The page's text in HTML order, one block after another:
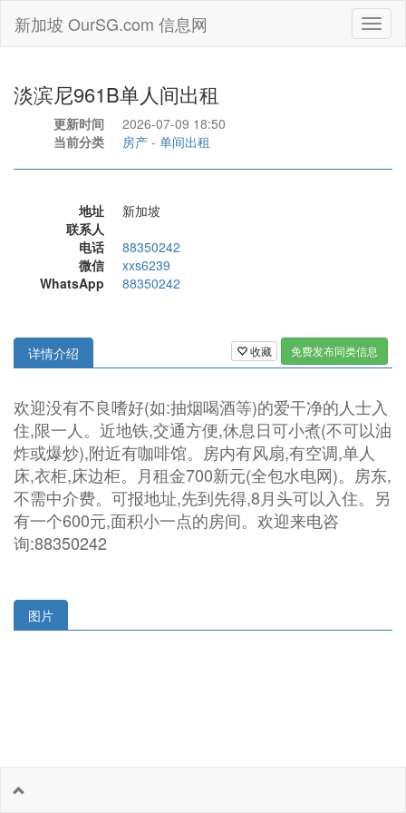
新加坡 OurSG.com 信息网
淡滨尼961B单人间出租
更新时间
2026-07-09 18:50
当前分类
房产 - 单间出租
地址
新加坡
联系人
电话
88350242
微信
xxs6239
WhatsApp
88350242
收藏 免费发布同类信息
详情介绍
欢迎没有不良嗜好(如:抽烟喝酒等)的爱干净的人士入
住,限一人。近地铁,交通方便,休息日可小煮(不可以油
炸或爆炒),附近有咖啡馆。房内有风扇,有空调,单人
床,衣柜,床边柜。月租金700新元(全包水电网)。房东,
不需中介费。可报地址,先到先得,8月头可以入住。另
有一个600元,面积小一点的房间。欢迎来电咨
询:88350242
图片